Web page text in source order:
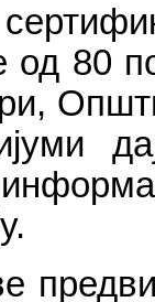
од 80